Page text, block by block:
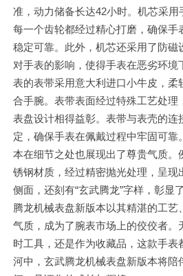
准，动力储备长达42小时。机芯采用
每一个齿轮都经过精心打磨，确保手
稳定可靠。此外，机芯还采用了防磁
对手表的影响，使得手表在恶劣环境
表的表带采用意大利进口小牛皮，柔
合手腕。表带表面经过特殊工艺处理
表盘设计相得益彰。表带与表壳的连
定，确保手表在佩戴过程中牢固可靠
本在细节之处也展现出了尊贵气质。
锈钢材质，经过精密抛光处理，呈现
侧面，还刻有“玄武腾龙”字样，彰显
腾龙机械表盘新版本以其精湛的工艺
气质，成为了腕表市场上的佼佼者。
时工具，还是作为收藏品，这款手表
河中，玄武腾龙机械表盘新版本将陪